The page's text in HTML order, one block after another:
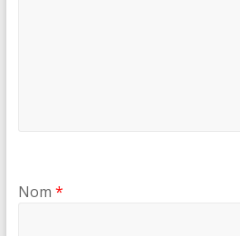
Nom *